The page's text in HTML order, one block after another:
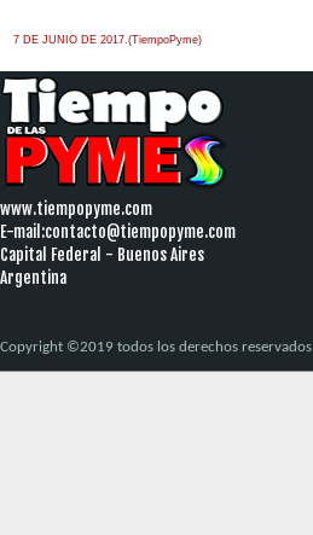
7 DE JUNIO DE 2017.(TiempoPyme)
www.tiempopyme.com
E-mail:contacto@tiempopyme.com
Capital Federal - Buenos Aires
Argentina
Copyright ©2019 todos los derechos reservados